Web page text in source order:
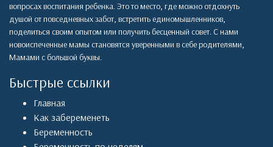
вопросах воспитания ребенка. Это то место, где можно отдохнуть
душой от повседневных забот, встретить единомышленников,
поделиться своим опытом или получить бесценный совет. С нами
новоиспеченные мамы становятся уверенными в себе родителями,
Мамами с большой буквы.
Быстрые ссылки
Главная
Как забеременеть
Беременность